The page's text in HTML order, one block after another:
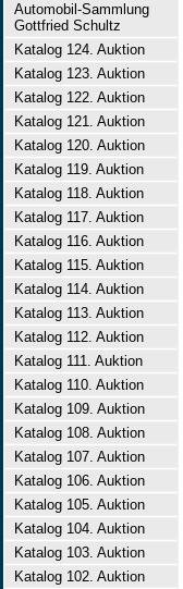
Automobil-Sammlung
Gottfried Schultz
Katalog 124. Auktion
Katalog 123. Auktion
Katalog 122. Auktion
Katalog 121. Auktion
Katalog 120. Auktion
Katalog 119. Auktion
Katalog 118. Auktion
Katalog 117. Auktion
Katalog 116. Auktion
Katalog 115. Auktion
Katalog 114. Auktion
Katalog 113. Auktion
Katalog 112. Auktion
Katalog 111. Auktion
Katalog 110. Auktion
Katalog 109. Auktion
Katalog 108. Auktion
Katalog 107. Auktion
Katalog 106. Auktion
Katalog 105. Auktion
Katalog 104. Auktion
Katalog 103. Auktion
Katalog 102. Auktion